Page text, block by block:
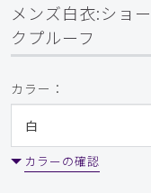
​1
メンズ白衣:ショ
クプルーフ
カラー：
カラーの確認